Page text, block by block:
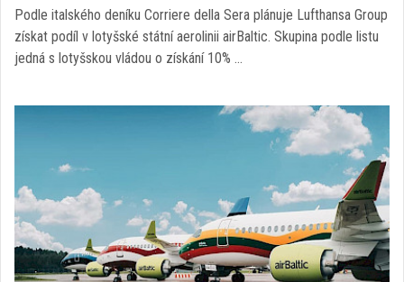
Podle italského deníku Corriere della Sera plánuje Lufthansa Group
získat podíl v lotyšské státní aerolinii airBaltic. Skupina podle listu
jedná s lotyšskou vládou o získání 10% …